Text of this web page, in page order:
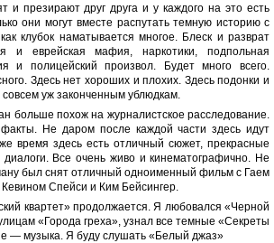
и презирают друг друга и у каждого на это есть
они могут вместе распутать темную историю с
клубок наматывается многое. Блеск и разврат
и еврейская мафия, наркотики, подпольная
и полицейский произвол. Будет много всего.
Здесь нет хороших и плохих. Здесь подонки и
уж законченным ублюдкам.
больше похож на журналистское расследование.
Не даром после каждой части здесь идут
время здесь есть отличный сюжет, прекрасные
Все очень живо и кинематографично. Не
был снят отличный одноименный фильм с Гаем
Спейси и Ким Бейсингер.
квартет» продолжается. Я любовался «Черной
«Города греха», узнал все темные «Секреты
— музыка. Я буду слушать «Белый джаз»